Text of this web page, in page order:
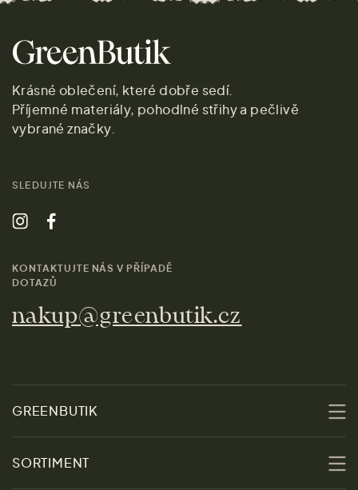
Krásné oblečení, které dobře sedí.
Příjemné materiály, pohodlné střihy a pečlivě
vybrané značky.
SLEDUJTE NÁS
KONTAKTUJTE NÁS V PŘÍPADĚ
DOTAZŮ
nakup@greenbutik.cz
GREENBUTIK
SORTIMENT